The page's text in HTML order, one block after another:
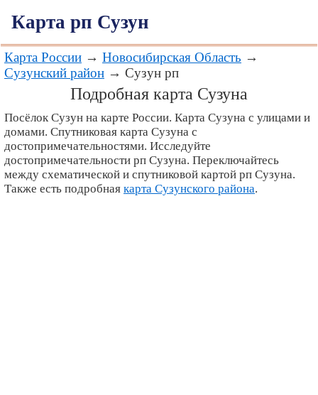
Карта рп Сузун
Карта России → Новосибирская Область →
Сузунский район → Сузун рп
Подробная карта Сузуна
Посёлок Сузун на карте России. Карта Сузуна с улицами и
домами. Спутниковая карта Сузуна с
достопримечательностями. Исследуйте
достопримечательности рп Сузуна. Переключайтесь
между схематической и спутниковой картой рп Сузуна.
Также есть подробная карта Сузунского района.